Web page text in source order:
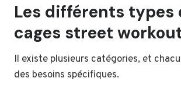
Les différents types
cages street
Il existe plusieurs catégories, et
des besoins spécifiques.